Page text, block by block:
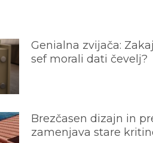
Genialna zvijača:
sef morali dati čevelj?
Brezčasen dizajn in
zamenjava stare